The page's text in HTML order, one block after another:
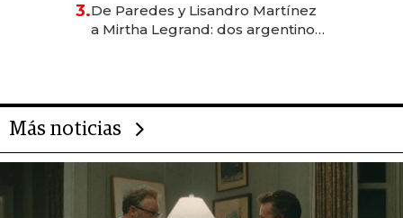
las marcas "fast premium"
3.De Paredes y Lisandro Martínez
a Mirtha Legrand: dos argentinos
Más noticias